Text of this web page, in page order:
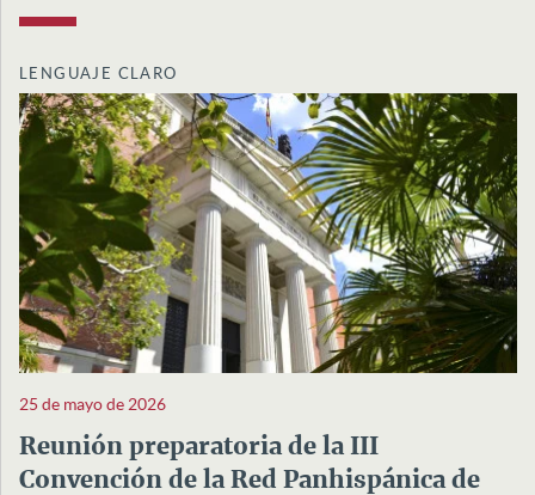
LENGUAJE CLARO
25 de mayo de 2026
Reunión preparatoria de la III
Convención de la Red Panhispánica de